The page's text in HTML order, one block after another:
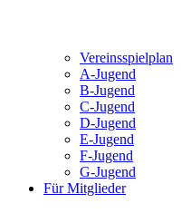
Vereinsspielplan
A-Jugend
B-Jugend
C-Jugend
D-Jugend
E-Jugend
F-Jugend
G-Jugend
Für Mitglieder